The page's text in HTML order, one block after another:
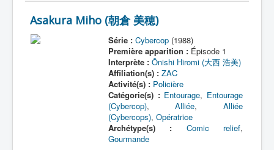
Asakura Miho (朝倉 美穂)
Série : Cybercop(1988)
Première apparition :Épisode 1
Interprète : Ônishi Hiromi (大西 浩美)
Affiliation(s) : ZAC
Activité(s) : Policière
Catégorie(s) : Entourage, Entourage
(Cybercop),Alliée, Alliée
(Cybercops), Opératrice
Archétype(s) :
Comic relief,
Gourmande